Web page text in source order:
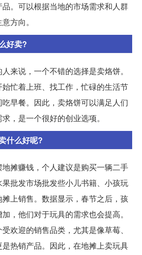
。可以根据当地的市场需求和人群
方向。
好卖?
来说，一个不错的选择是卖烙饼。
忙着上班、找工作，忙碌的生活节
早餐。因此，卖烙饼可以满足人们
，是一个很好的创业选项。
什么好呢?
摊赚钱，个人建议是购买一辆二手
批发市场批发些小儿书籍、小孩玩
上销售。数据显示，春节之后，孩
，他们对于玩具的需求也会提高。
欢迎的销售品类，尤其是像草莓、
热销产品。因此，在地摊上卖玩具